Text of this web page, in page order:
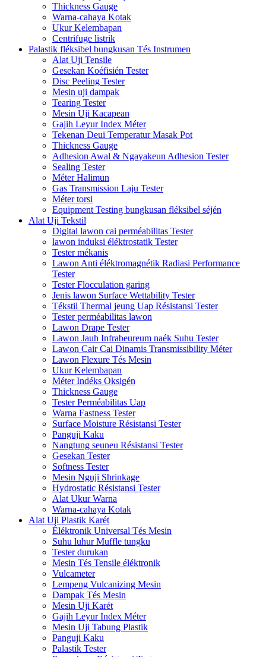
Thickness Gauge
Warna-cahaya Kotak
Ukur Kelembapan
Centrifuge listrik
Palastik fléksibel bungkusan Tés Instrumen
Alat Uji Tensile
Gesekan Koéfisién Tester
Disc Peeling Tester
Mesin uji dampak
Tearing Tester
Mesin Uji Kacapean
Gajih Leyur Index Méter
Tekenan Deui Temperatur Masak Pot
Thickness Gauge
Adhesion Awal & Ngayakeun Adhesion Tester
Sealing Tester
Méter Halimun
Gas Transmission Laju Tester
Méter torsi
Equipment Testing bungkusan fléksibel séjén
Alat Uji Tekstil
Digital lawon cai perméabilitas Tester
lawon induksi éléktrostatik Tester
Tester mékanis
Lawon Anti éléktromagnétik Radiasi Performance
Tester
Tester Flocculation garing
Jenis lawon Surface Wettability Tester
Tékstil Thermal jeung Uap Résistansi Tester
Tester perméabilitas lawon
Lawon Drape Tester
Lawon Jauh Infrabeureum naék Suhu Tester
Lawon Cair Cai Dinamis Transmissibility Méter
Lawon Flexure Tés Mesin
Ukur Kelembapan
Méter Indéks Oksigén
Thickness Gauge
Tester Perméabilitas Uap
Warna Fastness Tester
Surface Moisture Résistansi Tester
Panguji Kaku
Nangtung seuneu Résistansi Tester
Gesekan Tester
Softness Tester
Mesin Nguji Shrinkage
Hydrostatic Résistansi Tester
Alat Ukur Warna
Warna-cahaya Kotak
Alat Uji Plastik Karét
Éléktronik Universal Tés Mesin
Suhu luhur Muffle tungku
Tester durukan
Mesin Tés Tensile éléktronik
Vulcameter
Lempeng Vulcanizing Mesin
Dampak Tés Mesin
Mesin Uji Karét
Gajih Leyur Index Méter
Mesin Uji Tabung Plastik
Panguji Kaku
Palastik Tester